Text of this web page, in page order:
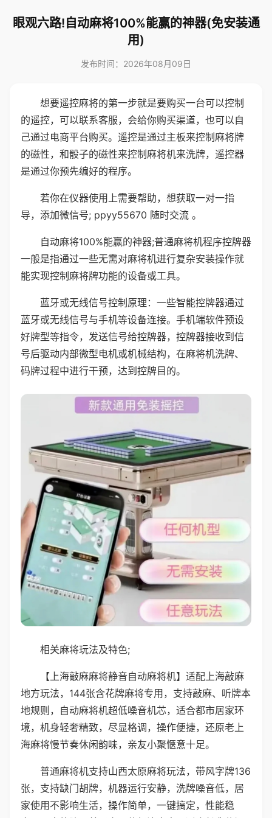
眼观六路!自动麻将100%能赢的神器(免安装通
用)
发布时间：2026年08月09日
想要遥控麻将的第一步就是要购买一台可以控制
的遥控，可以联系客服，会给你购买渠道，也可以自
己通过电商平台购买。遥控是通过主板来控制麻将牌
的磁性，和骰子的磁性来控制麻将机来洗牌，遥控器
是通过你预先编好的程序。
若你在仪器使用上需要帮助，想获取一对一指
导，添加微信号; ppyy55670 随时交流 。
自动麻将100%能赢的神器;普通麻将机程序控牌器
一般是指通过一些无需对麻将机进行复杂安装操作就
能实现控制麻将牌功能的设备或工具。
蓝牙或无线信号控制原理：一些智能控牌器通过
蓝牙或无线信号与手机等设备连接。手机端软件预设
好牌型等指令，发送信号给控牌器，控牌器接收到信
号后驱动内部微型电机或机械结构，在麻将机洗牌、
码牌过程中进行干预，达到控牌目的。
相关麻将玩法及特色;
【上海敲麻麻将静音自动麻将机】适配上海敲麻
地方玩法，144张含花牌麻将专用，支持敲麻、听牌本
地规则，自动麻将机超低噪音机芯，适合都市居家环
境，机身轻奢精致，尽显格调，操作便捷，还原老上
海麻将慢节奏休闲韵味，亲友小聚惬意十足。
普通麻将机支持山西太原麻将玩法，带风字牌136
张，支持缺门胡牌，机器运行安静，洗牌噪音低，居
家使用不影响生活，操作简单，一键搞定，性能稳